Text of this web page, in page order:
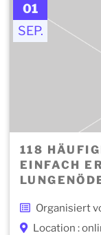
01
SEP.
118
EINFACH
Organisiert
Location :